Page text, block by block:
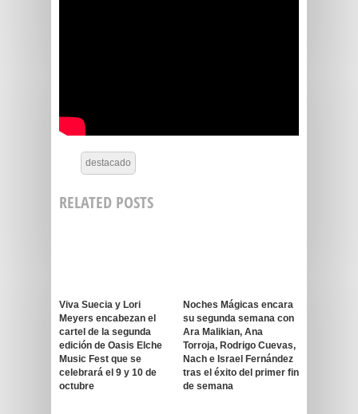
destacado
RELATED POSTS
Viva Suecia y Lori
Meyers encabezan el
cartel de la segunda
edición de Oasis Elche
Music Fest que se
celebrará el 9 y 10 de
octubre
Noches Mágicas encara
su segunda semana con
Ara Malikian, Ana
Torroja, Rodrigo Cuevas,
Nach e Israel Fernández
tras el éxito del primer fin
de semana